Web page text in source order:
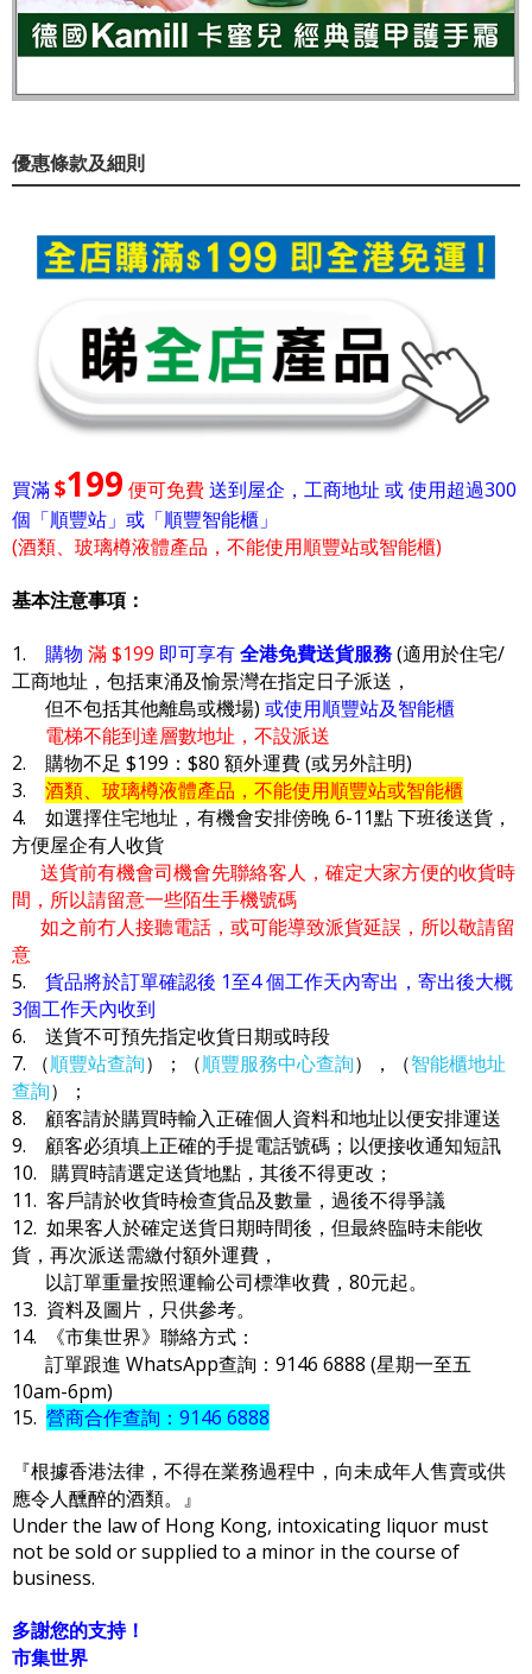
優惠條款及細則
買滿$199 便可免費送到屋企，工商地址 或 使用超過300
個「順豐站」或「順豐智能櫃」
(酒類、玻璃樽液體產品，不能使用順豐站或智能櫃)
基本注意事項：
1. 購物 滿 $199 即可享有全港免費送貨服務(適用於住宅/
工商地址，包括東涌及愉景灣在指定日子派送，
但不包括其他離島或機場) 或使用順豐站及智能櫃
電梯不能到達層數地址，不設派送
2. 購物不足 $199：$80 額外運費 (或另外註明)
3. 酒類、玻璃樽液體產品，不能使用順豐站或智能櫃
4. 如選擇住宅地址，有機會安排傍晚 6-11點 下班後送貨，
方便屋企有人收貨
送貨前有機會司機會先聯絡客人，確定大家方便的收貨時
間，所以請留意一些陌生手機號碼
如之前冇人接聽電話，或可能導致派貨延誤，所以敬請留
意
5. 貨品將於訂單確認後 1至4 個工作天內寄出，寄出後大概
3個工作天內收到
6. 送貨不可預先指定收貨日期或時段
7. （順豐站查詢）；（順豐服務中心查詢），（智能櫃地址
查詢）；
8. 顧客請於購買時輸入正確個人資料和地址以便安排運送
9. 顧客必須填上正確的手提電話號碼；以便接收通知短訊
10. 購買時請選定送貨地點，其後不得更改；
11. 客戶請於收貨時檢查貨品及數量，過後不得爭議
12. 如果客人於確定送貨日期時間後，但最終臨時未能收
貨，再次派送需繳付額外運費，
以訂單重量按照運輸公司標準收費，80元起。
13. 資料及圖片，只供參考。
14. 《市集世界》聯絡方式：
訂單跟進 WhatsApp查詢：9146 6888 (星期一至五
10am-6pm)
15. 營商合作查詢：9146 6888
『根據香港法律，不得在業務過程中，向未成年人售賣或供
應令人醺醉的酒類。』
Under the law of Hong Kong, intoxicating liquor must
not be sold or supplied to a minor in the course of
business.
多謝您的支持！
市集世界